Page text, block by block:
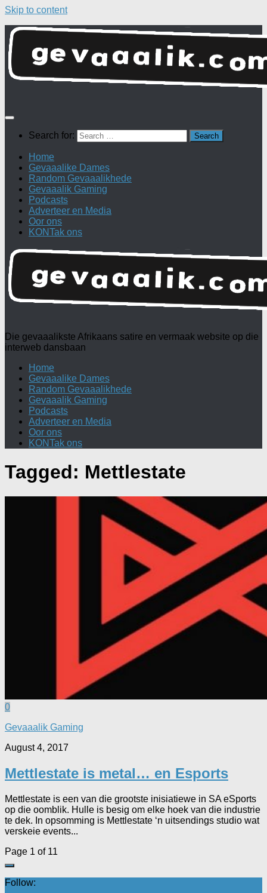
Skip to content
Search for:
Home
Gevaaalike Dames
Random Gevaaalikhede
Gevaaalik Gaming
Podcasts
Adverteer en Media
Oor ons
KONTak ons
Die gevaaalikste Afrikaans satire en vermaak website op die
interweb dansbaan
Home
Gevaaalike Dames
Random Gevaaalikhede
Gevaaalik Gaming
Podcasts
Adverteer en Media
Oor ons
KONTak ons
Tagged: Mettlestate
0
Gevaaalik Gaming
August 4, 2017
Mettlestate is metal… en Esports
Mettlestate is een van die grootste inisiatiewe in SA eSports
op die oomblik. Hulle is besig om elke hoek van die industrie
te dek. In opsomming is Mettlestate ‘n uitsendings studio wat
verskeie events...
Page 1 of 11
Follow: